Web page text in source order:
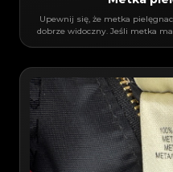
Upewnij się, że metka
dobrze widoczny. Jeśli metka